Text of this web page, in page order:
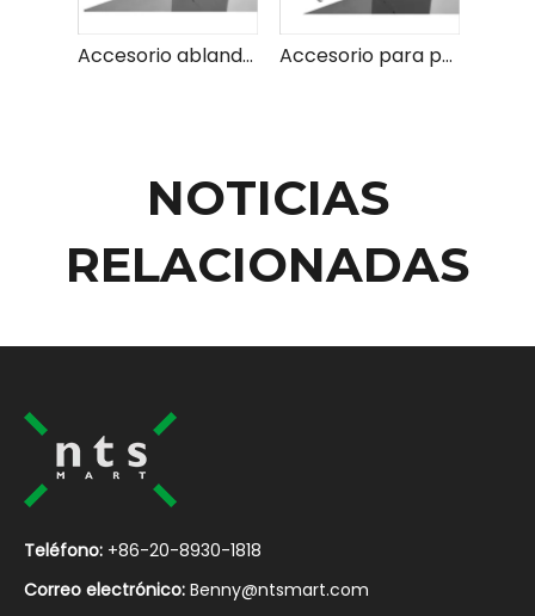
Accesorio ablandador B Accesorio para pelar carne A
NOTICIAS
RELACIONADAS
Teléfono: +86-20-8930-1818
Correo electrónico: Benny@ntsmart.com